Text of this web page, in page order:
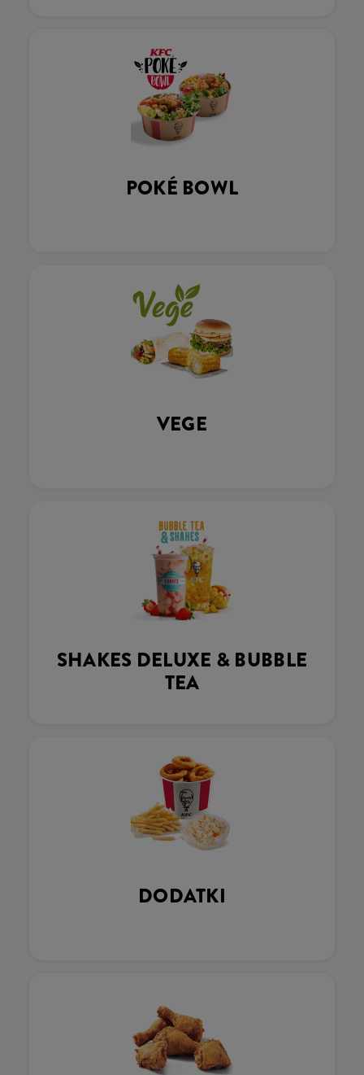
POKÉ BOWL
VEGE
SHAKES DELUXE & BUBBLE
TEA
DODATKI